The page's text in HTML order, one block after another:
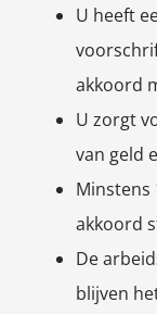
U heeft
akkoord
U zorgt
van geld
Minstens
akkoord
De
blijven